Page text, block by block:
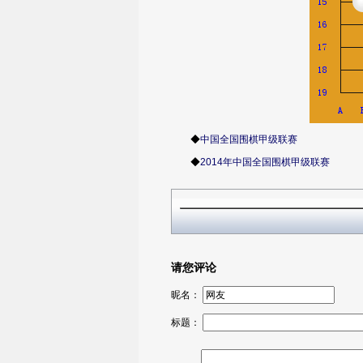
◆中国全国围棋甲级联赛
◆2014年中国全国围棋甲级联赛
请您评论
昵名：
标题：